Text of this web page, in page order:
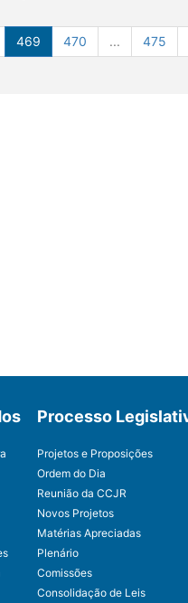
469 470 ... 475
Processo
Projetos e Proposições
Ordem do Dia
Reunião da CCJR
Novos Projetos
Matérias Apreciadas
Plenário
Comissões
Consolidação de Leis